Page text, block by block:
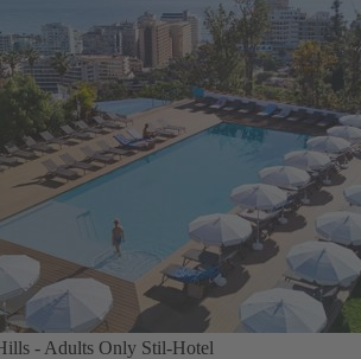
- Adults Only Stil-Hotel